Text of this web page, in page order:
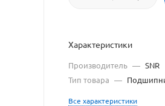
Характеристики
Производитель — SNR
Тип товара —
Все характеристики